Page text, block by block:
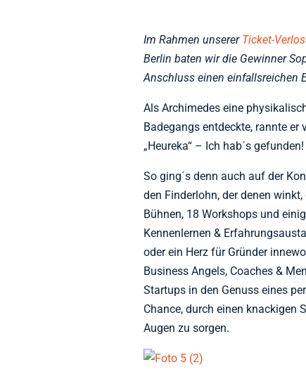
Im Rahmen unserer Ticket-
Berlin baten wir die Gewinner
Anschluss einen einfallsreichen
Als Archimedes eine
Badegangs entdeckte, rannte
„Heureka“ – Ich hab´s gefunden!
So ging´s denn auch auf der
den Finderlohn, der denen
Bühnen, 18 Workshops und
Kennenlernen &
oder ein Herz für Gründer
Business Angels, Coaches &
Startups in den Genuss eines
Chance, durch einen knackigen
Augen zu sorgen.